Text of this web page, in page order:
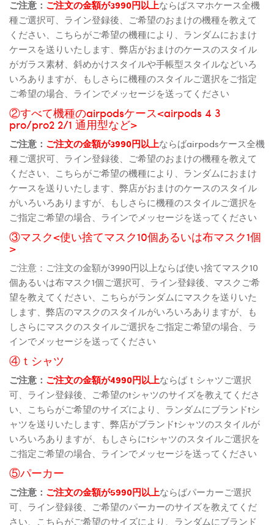
ご注意： ご注文の金額が3990円以上ならばスマホケース全機
種ご選択可、ライン登録後、ご希望のおまけの機種を教えて
ください、こちらがご希望の機種により、ランダムにおまけ
ケースを送りいたします、弊店がおまけのケースのスタイル
がガラス素材、斜めかけスタイルや手帳型スタイルなどいろ
いろありますが、もしさらに機種のスタイルご選択をご指定
ご希望の場合、ラインでメッセージを送ってください
②すべて機種のairpodsケース<airpods 4 3
pro/pro2 2/1 通用型など>
ご注意： ご注文の金額が3990円以上ならばairpodsケース全機
種ご選択可、ライン登録後、ご希望のおまけの機種を教えて
ください、こちらがご希望の機種により、ランダムにおまけ
ケースを送りいたします、弊店がおまけのケースのスタイル
がいろいろありますが、もしさらに機種のスタイルご選択を
ご指定ご希望の場合、ラインでメッセージを送ってください
③マスク<使い捨てマスク10個あるいは布マスク1個
>
ご注意：ご注文の金額が3990円以上ならば使い捨てマスク10
個あるいは布マスク1個ご選択可、ライン登録後、マスクご希
望を教えてください、こちらがランダムにマスクを送りいた
します、弊店のマスクのスタイルがいろいろありますが、も
しさらにマスクのスタイルご選択をご指定ご希望の場合、ラ
インでメッセージを送ってください
④ｔシャツ
ご注意： ご注文の金額が4990円以上ならばｔシャツご選択
可、ライン登録後、ご希望のtシャツのサイズを教えてくださ
い、こちらがご希望のサイズにより、ランダムにブランドtシ
ャツを送りいたします、弊店がブランドtシャツのスタイルが
いろいろありますが、もしさらにtシャツのスタイルご選択を
ご指定ご希望の場合、ラインでメッセージを送ってください
⑤パーカー
ご注意： ご注文の金額が5990円以上ならばパーカーご選択
可、ライン登録後、ご希望のパーカーのサイズを教えてくだ
さい、こちらがご希望のサイズにより、ランダムにブランド